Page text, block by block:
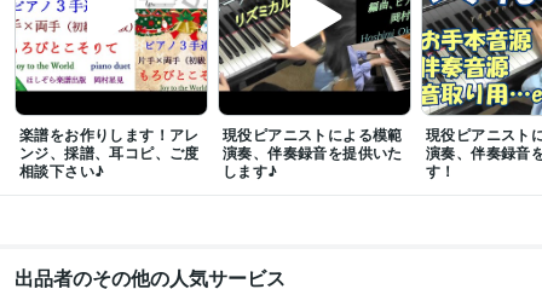
楽譜をお作りします！アレ
ンジ、採譜、耳コピ、ご度
相談下さい♪
現役ピアニストによる模範
演奏、伴奏録音を提供いた
します♪
現役ピアニスト
演奏、伴奏録音
す！
出品者のその他の人気サービス